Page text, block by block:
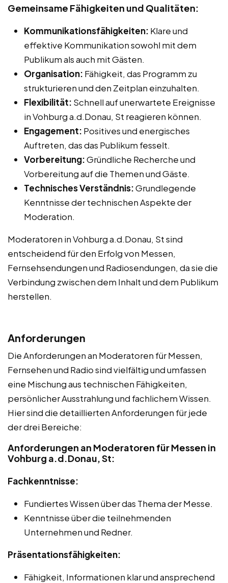
Gemeinsame Fähigkeiten und Qualitäten:
Kommunikationsfähigkeiten: Klare und
effektive Kommunikation sowohl mit dem
Publikum als auch mit Gästen.
Organisation: Fähigkeit, das Programm zu
strukturieren und den Zeitplan einzuhalten.
Flexibilität: Schnell auf unerwartete Ereignisse
in Vohburg a.d.Donau, St reagieren können.
Engagement: Positives und energisches
Auftreten, das das Publikum fesselt.
Vorbereitung:Gründliche Recherche und
Vorbereitung auf die Themen und Gäste.
Technisches Verständnis:Grundlegende
Kenntnisse der technischen Aspekte der
Moderation.
Moderatoren in Vohburg a.d.Donau, St sind
entscheidend für den Erfolg von Messen,
Fernsehsendungen und Radiosendungen, da sie die
Verbindung zwischen dem Inhalt und dem Publikum
herstellen.
Anforderungen
Die Anforderungen an Moderatoren für Messen,
Fernsehen und Radio sind vielfältig und umfassen
eine Mischung aus technischen Fähigkeiten,
persönlicher Ausstrahlung und fachlichem Wissen.
Hier sind die detaillierten Anforderungen für jede
der drei Bereiche:
Anforderungen an Moderatoren für Messen in
Vohburg a.d.Donau, St:
Fachkenntnisse:
Fundiertes Wissen über das Thema der Messe.
Kenntnisse über die teilnehmenden
Unternehmen und Redner.
Präsentationsfähigkeiten:
Fähigkeit, Informationen klar und ansprechend